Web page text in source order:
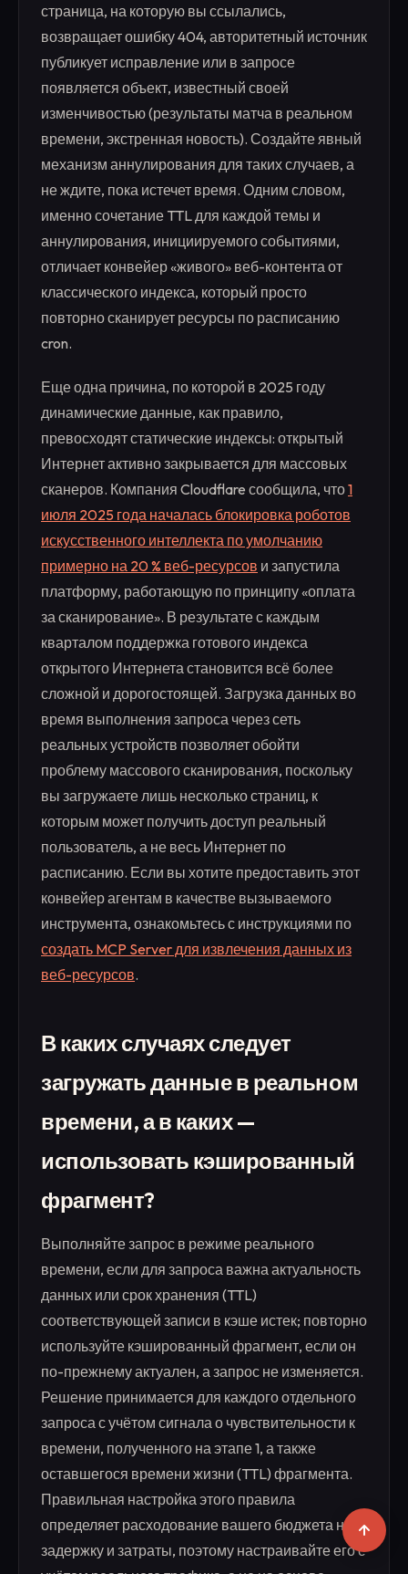
страница, на которую вы ссылались,
возвращает ошибку 404, авторитетный источник
публикует исправление или в запросе
появляется объект, известный своей
изменчивостью (результаты матча в реальном
времени, экстренная новость). Создайте явный
механизм аннулирования для таких случаев, а
не ждите, пока истечет время. Одним словом,
именно сочетание TTL для каждой темы и
аннулирования, инициируемого событиями,
отличает конвейер «живого» веб-контента от
классического индекса, который просто
повторно сканирует ресурсы по расписанию
cron.
Еще одна причина, по которой в 2025 году
динамические данные, как правило,
превосходят статические индексы: открытый
Интернет активно закрывается для массовых
сканеров. Компания Cloudflare сообщила, что1
июля 2025 года началась блокировка роботов
искусственного интеллекта по умолчанию
примерно на 20 % веб-ресурсов и запустила
платформу, работающую по принципу «оплата
за сканирование». В результате с каждым
кварталом поддержка готового индекса
открытого Интернета становится всё более
сложной и дорогостоящей. Загрузка данных во
время выполнения запроса через сеть
реальных устройств позволяет обойти
проблему массового сканирования, поскольку
вы загружаете лишь несколько страниц, к
которым может получить доступ реальный
пользователь, а не весь Интернет по
расписанию. Если вы хотите предоставить этот
конвейер агентам в качестве вызываемого
инструмента, ознакомьтесь с инструкциями по
создать MCP Server для извлечения данных из
веб-ресурсов.
В каких случаях следует
загружать данные в реальном
времени, а в каких —
использовать кэшированный
фрагмент?
Выполняйте запрос в режиме реального
времени, если для запроса важна актуальность
данных или срок хранения (TTL)
соответствующей записи в кэше истек; повторно
используйте кэшированный фрагмент, если он
по-прежнему актуален, а запрос не изменяется.
Решение принимается для каждого отдельного
запроса с учётом сигнала о чувствительности к
времени, полученного на этапе 1, а также
оставшегося времени жизни (TTL) фрагмента.
Правильная настройка этого правила
определяет расходование вашего бюджета на
задержку и затраты, поэтому настраивайте его с